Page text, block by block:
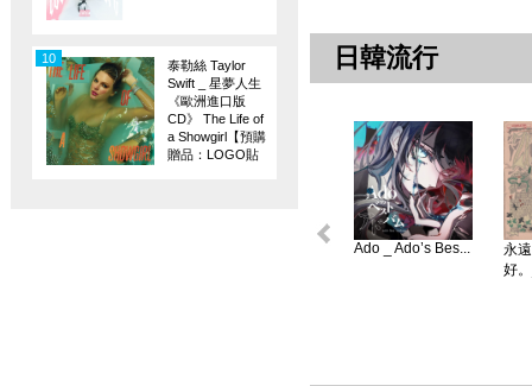
泰勒絲 Taylor
Swift _ 星夢人生
《歐洲進口版
CD》 The Life of
a Showgirl【預購
贈品：LOGO貼
10 日韓流行
Ado _ Ado’s Bes...
永
好